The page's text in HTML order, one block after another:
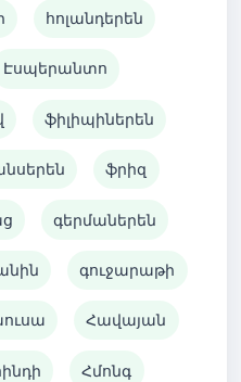
հոլանդերեն
Էսպերանտո
ֆիլիպիներեն
ֆրիզ
գերմաներեն
գուջարաթի
Հավայան
Հմոնգ